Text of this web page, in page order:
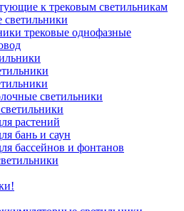
к трековым светильникам
светильники
трековые однофазные
светильники
растений
бань и саун
бассейнов и фонтанов